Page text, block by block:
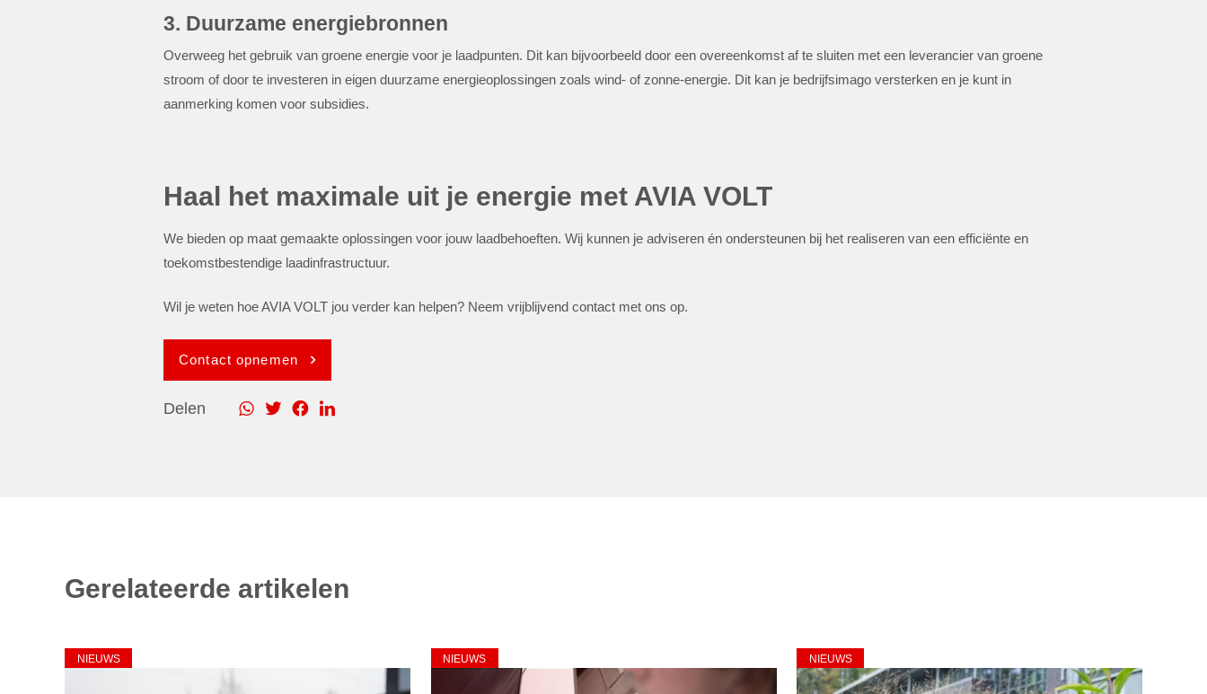
3. Duurzame energiebronnen
Overweeg het gebruik van groene energie voor je laadpunten. Dit kan bijvoorbeeld door een overeenkomst af te sluiten met een leverancier van groene
stroom of door te investeren in eigen duurzame energieoplossingen zoals wind- of zonne-energie. Dit kan je bedrijfsimago versterken en je kunt in
aanmerking komen voor subsidies.
Haal het maximale uit je energie met AVIA VOLT
We bieden op maat gemaakte oplossingen voor jouw laadbehoeften. Wij kunnen je adviseren én ondersteunen bij het realiseren van een efficiënte en
toekomstbestendige laadinfrastructuur.
Wil je weten hoe AVIA VOLT jou verder kan helpen? Neem vrijblijvend contact met ons op.
Contact opnemen
Delen
Gerelateerde artikelen
NIEUWS NIEUWS NIEUWS